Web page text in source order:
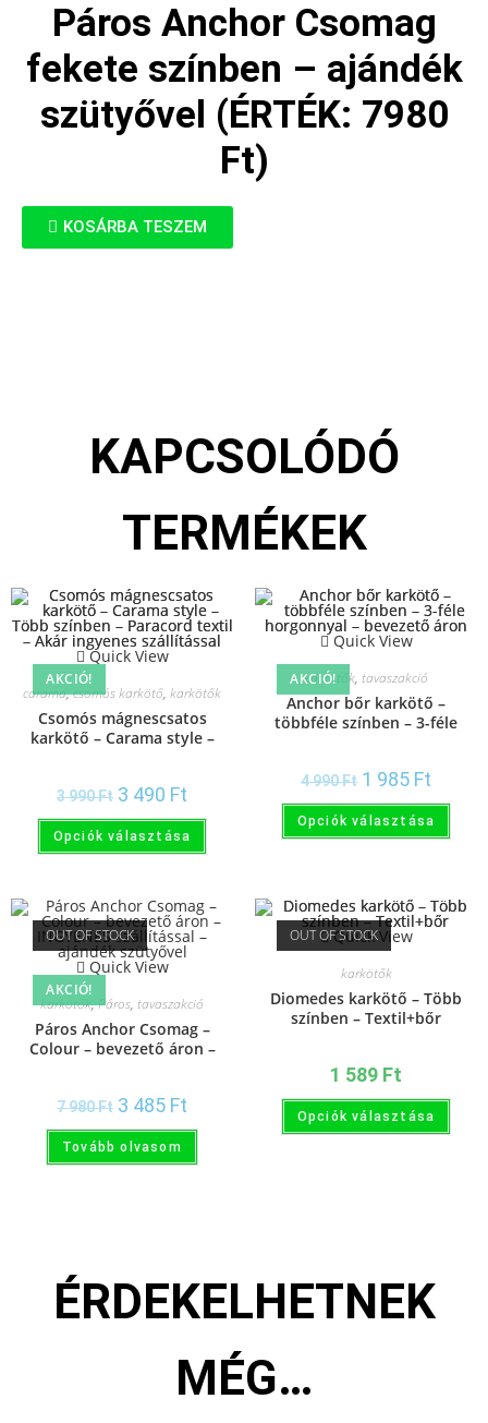
Páros Anchor Csomag
fekete színben – ajándék
szütyővel (ÉRTÉK: 7980
Ft)
KOSÁRBA TESZEM
KAPCSOLÓDÓ
TERMÉKEK
AKCIÓ!
Quick View
carama,csomós karkötő, karkötők
Csomós mágnescsatos
karkötő – Carama style –
szállítással
3 990Ft 3 490 Ft
Opciók választása
AKCIÓ!
Quick View
karkötők, tavaszakció
Anchor bőr karkötő –
többféle színben – 3-féle
4 990Ft 1 985 Ft
Opciók választása
OUT OF STOCK
AKCIÓ!
Quick View
karkötők,Páros, tavaszakció
Páros Anchor Csomag –
Colour – bevezető áron –
7 980Ft 3 485 Ft
Tovább olvasom
OUT OF STOCK
Quick View
karkötők
Diomedes karkötő – Több
színben – Textil+bőr
1 589 Ft
Opciók választása
ÉRDEKELHETNEK
MÉG…